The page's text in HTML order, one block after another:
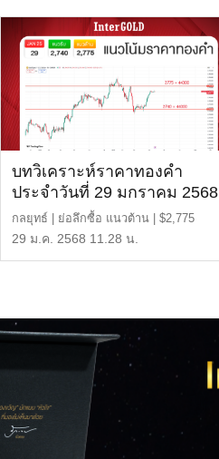
บทวิเคราะห์ราคาทองคำ
ประจำวันที่ 29 มกราคม 2568
กลยุทธ์ | ย่อลึกซื้อ แนวต้าน | $2,775
หรือ 44,300 บา […]
29 ม.ค. 2568 11.28 น.